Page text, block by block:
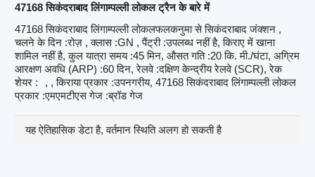
47168 सिकंदराबाद लिंगाम्पल्ली लोकल ट्रैन के बारे में
47168 सिकंदराबाद लिंगाम्पल्ली लोकलफलकनुमा से सिकंदराबाद जंक्शन ,
चलने के दिन :रोज़ , क्लास :GN , पैंट्री :उपलब्ध नहीं है, किराए में खाना
शामिल नहीं है, कुल यात्रा समय :45 मिन, औसत गति :20 कि. मी./घंटा, अग्रिम
आरक्षण अवधि (ARP) :60 दिन, रेलवे :दक्षिण केन्द्रीय रेलवे (SCR), रेक
शेयर :
, , किराया प्रकार :उपनगरीय, 47168 सिकंदराबाद लिंगाम्पल्ली लोकल
प्रकार :एमएमटीएस गेज :ब्रॉड गेज
यह ऐतिहासिक डेटा है, वर्तमान स्थिति अलग हो सकती है